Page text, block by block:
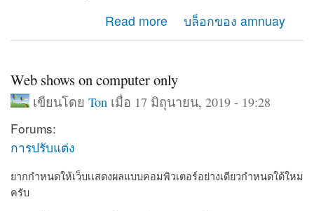
Read more
about เมื่อเพจโดนแฮก เพจถูกแฮก จะกู้เพจคืนได้อย่างไร
บล็อกของ amnuay
Web shows on computer only
เขียนโดย Ton เมื่อ 17 มิถุนายน, 2019 - 19:28
Forums:
การปรับแต่ง
ยากกำหนดให้เว็บเเสดงผลแบบคอมพิวเตอร์อย่างเดียวกำหนดใด้ใหม
ครับ